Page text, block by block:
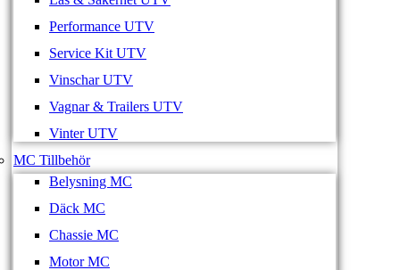
Performance UTV
Service Kit UTV
Vinschar UTV
Vagnar & Trailers UTV
Vinter UTV
MC Tillbehör
Belysning MC
Däck MC
Chassie MC
Motor MC